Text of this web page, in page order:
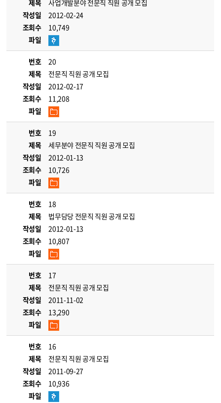
제목
사업개발분야 전문직 직원 공개 모집
작성일
2012-02-24
조회수
10,749
파일
번호
20
제목
전문직 직원 공개 모집
작성일
2012-02-17
조회수
11,208
파일
번호
19
제목
세무분야 전문직 직원 공개 모집
작성일
2012-01-13
조회수
10,726
파일
번호
18
제목
법무담당 전문직 직원 공개 모집
작성일
2012-01-13
조회수
10,807
파일
번호
17
제목
전문직 직원 공개 모집
작성일
2011-11-02
조회수
13,290
파일
번호
16
제목
전문직 직원 공개 모집
작성일
2011-09-27
조회수
10,936
파일